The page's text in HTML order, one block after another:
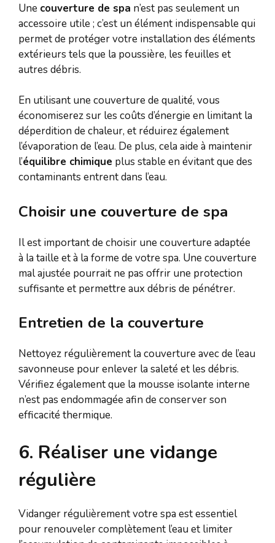
Une couverture de spa n’est pas seulement un
accessoire utile ; c’est un élément indispensable qui
permet de protéger votre installation des éléments
extérieurs tels que la poussière, les feuilles et
autres débris.
En utilisant une couverture de qualité, vous
économiserez sur les coûts d’énergie en limitant la
déperdition de chaleur, et réduirez également
l’évaporation de l’eau. De plus, cela aide à maintenir
l’équilibre chimique plus stable en évitant que des
contaminants entrent dans l’eau.
Choisir une couverture de spa
Il est important de choisir une couverture adaptée
à la taille et à la forme de votre spa. Une couverture
mal ajustée pourrait ne pas offrir une protection
suffisante et permettre aux débris de pénétrer.
Entretien de la couverture
Nettoyez régulièrement la couverture avec de l’eau
savonneuse pour enlever la saleté et les débris.
Vérifiez également que la mousse isolante interne
n’est pas endommagée afin de conserver son
efficacité thermique.
6. Réaliser une vidange
régulière
Vidanger régulièrement votre spa est essentiel
pour renouveler complètement l’eau et limiter